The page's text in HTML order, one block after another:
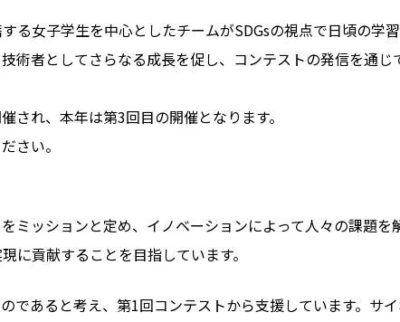
女子学生を中心としたチームがSDGsの視点で日頃の学
術者としてさらなる成長を促し、コンテストの発信を通じ
れ、本年は第3回目の開催となります。
さい。
ミッションと定め、イノベーションによって人々の課題を
に貢献することを目指しています。
あると考え、第1回コンテストから支援しています。サ